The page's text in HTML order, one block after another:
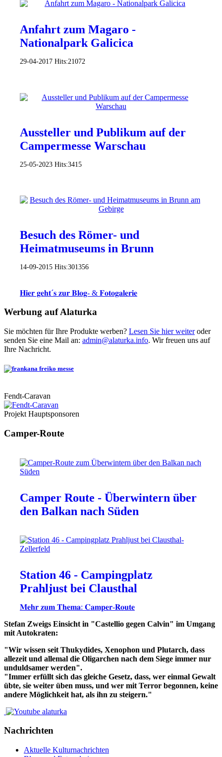
Anfahrt zum Magaro -
Nationalpark Galicica
29-04-2017 Hits:21072
Aussteller und Publikum auf der
Campermesse Warschau
25-05-2023 Hits:3415
Besuch des Römer- und
Heimatmuseums in Brunn
14-09-2015 Hits:301356
𝐇𝐢𝐞𝐫 𝐠𝐞𝐡𝐭´𝐬 𝐳𝐮𝐫 𝐁𝐥𝐨𝐠- & 𝐅𝐨𝐭𝐨𝐠𝐚𝐥𝐞𝐫𝐢𝐞
Werbung auf Alaturka
Sie möchten für Ihre Produkte werben? Lesen Sie hier weiteroder
senden Sie eine Mail an: admin@alaturka.info. Wir freuen uns auf
Ihre Nachricht.
Fendt-Caravan
Projekt Hauptsponsoren
Camper-Route
Camper Route - Überwintern über
den Balkan nach Süden
Station 46 - Campingplatz
Prahljust bei Clausthal
𝐌𝐞𝐡𝐫 𝐳𝐮𝐦 𝐓𝐡𝐞𝐦𝐚: 𝐂𝐚𝐦𝐩𝐞𝐫-𝐑𝐨𝐮𝐭𝐞
Stefan Zweigs Einsicht in "Castellio gegen Calvin" im Umgang
mit Autokraten:
"Wir wissen seit Thukydides, Xenophon und Plutarch, dass
allezeit und allemal die Oligarchen nach dem Siege immer nur
unduldsamer werden".
"Immer erfüllt sich das gleiche Gesetz, dass, wer einmal Gewalt
übte, sie weiter üben muss, und wer mit Terror begonnen, keine
andere Möglichkeit hat, als ihn zu steigern."
Nachrichten
Aktuelle Kulturnachrichten